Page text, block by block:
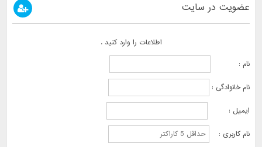
عضویت در سایت
اطلاعات را وارد کنید .
نام :
نام خانوادگی :
ایمیل :
نام کاربری :